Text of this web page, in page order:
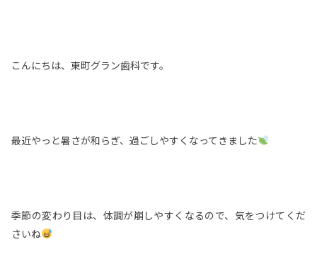
こんにちは、東町グラン歯科です。
最近やっと暑さが和らぎ、過ごしやすくなってきました
季節の変わり目は、体調が崩しやすくなるので、気をつけてくだ
さいね